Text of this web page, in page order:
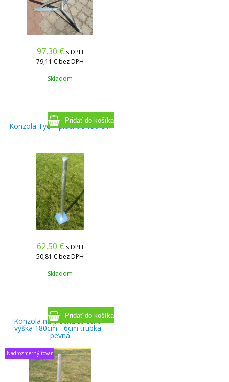
97,30 € s DPH
79,11 € bez DPH
Skladom
Konzola Tyč + plochač 150 cm
62,50 € s DPH
50,81 € bez DPH
Skladom
Konzola na plochú strechu -
výška 180cm - 6cm trubka -
pevná
Nadrozmerný tovar